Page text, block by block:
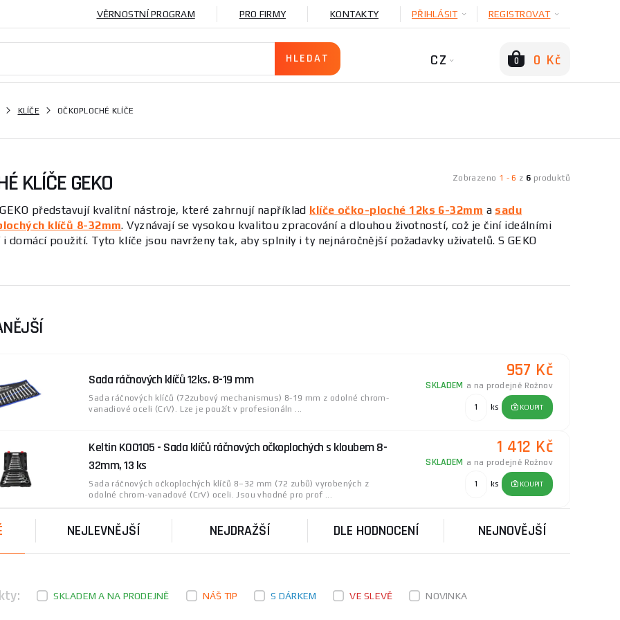
VĚRNOSTNÍ PROGRAM PRO FIRMY KONTAKTY PŘIHLÁSIT REGISTROVAT
CZ 0 0 Kč
KLÍČE OČKOPLOCHÉ KLÍČE
Zobrazeno 1 -6 z 6 produktů
KLÍČE GEKO
představují kvalitní nástroje, které zahrnují například klíče očko-ploché 12ks 6-32mm a sadu
klíčů 8-32mm. Vyznávají se vysokou kvalitou zpracování a dlouhou životností, což je činí ideálními
domácí použití. Tyto klíče jsou navrženy tak, aby splnily i ty nejnáročnější požadavky uživatelů. S GEKO
partnera pro vaše projekty.
nezbytnou součást každé dílny. Tyto nástroje se vyznačují přesným tvarem, který zajišťuje
své robustnosti a odolnosti jsou
Očkoploché klíče
výrobce nářadí, který se specializuje na produkci kvalitních a spolehlivých nástrojů. S dlouholetou historií
z lídrů v oblasti výroby nářadí a příslušenství, což zaručuje vysokou úroveň kvality a inovací. Jejich
nejen u profesionálů, ale i u domácích uživatelů.
Sada ráčnových klíčů 12ks. 8-19 mm
Sada ráčnových klíčů (72zubový mechanismus) 8-19 mm z odolné chrom-
vanadiové oceli (CrV). Lze je použít v profesionáln ...
957 Kč
SKLADEM a na prodejně Rožnov
ks KOUPIT
Keltin K00105 - Sada klíčů ráčnových očkoplochých s kloubem 8-
32mm, 13 ks
Sada ráčnových očkoplochých klíčů 8–32 mm (72 zubů) vyrobených z
odolné chrom-vanadové (CrV) oceli. Jsou vhodné pro prof ...
1 412 Kč
SKLADEM a na prodejně Rožnov
ks KOUPIT
NEJLEVNĚJŠÍ NEJDRAŽŠÍ DLE HODNOCENÍ NEJNOVĚJŠÍ
SKLADEM A NA PRODEJNĚ NÁŠ TIP S DÁRKEM VE SLEVĚ NOVINKA